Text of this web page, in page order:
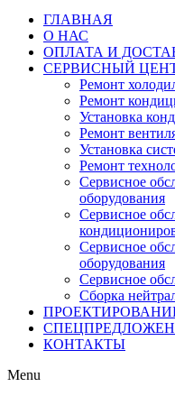
ГЛАВНАЯ
О НАС
ОПЛАТА И
СЕРВИСНЫЙ
Ремонт
Ремонт
Установка
Ремонт
Установка
Ремонт
Cервисное
оборудования
Cервисное
Cервисное
оборудования
Сервисное
Сборка
КОНТАКТЫ
Menu